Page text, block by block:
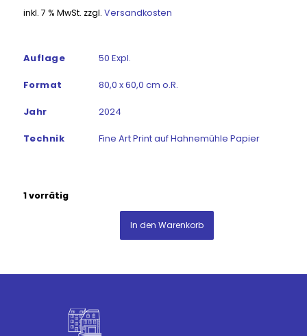
inkl. 7 % MwSt. zzgl. Versandkosten
Auflage 50 Expl.
Format 80,0 x 60,0 cm o.R.
Jahr 2024
Technik Fine Art Print auf Hahnemühle Papier
1 vorrätig
In den Warenkorb